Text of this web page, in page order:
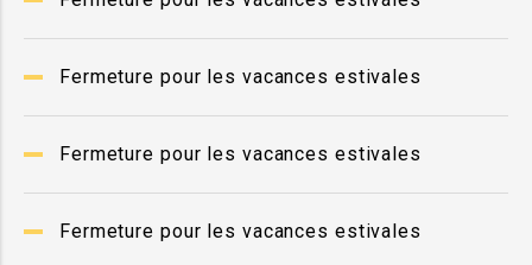
Fermeture pour les vacances estivales
Fermeture pour les vacances estivales
Fermeture pour les vacances estivales